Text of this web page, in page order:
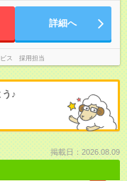
詳細へ
ビス 採用担当
♪
掲載日：2026.08.09